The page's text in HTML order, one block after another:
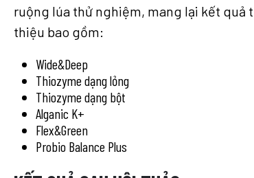
ruộng lúa thử nghiệm, mang lại kết quả
thiệu bao gồm:
Wide&Deep
Thiozyme dạng lỏng
Thiozyme dạng bột
Alganic K+
Flex&Green
Probio Balance Plus